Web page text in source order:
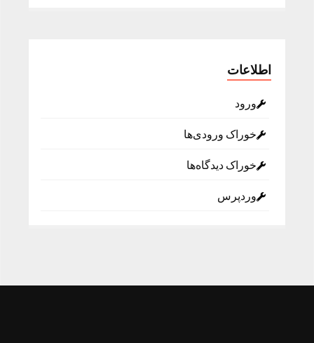
اطلاعات
ورود
خوراک ورودی‌ها
خوراک دیدگاه‌ها
وردپرس